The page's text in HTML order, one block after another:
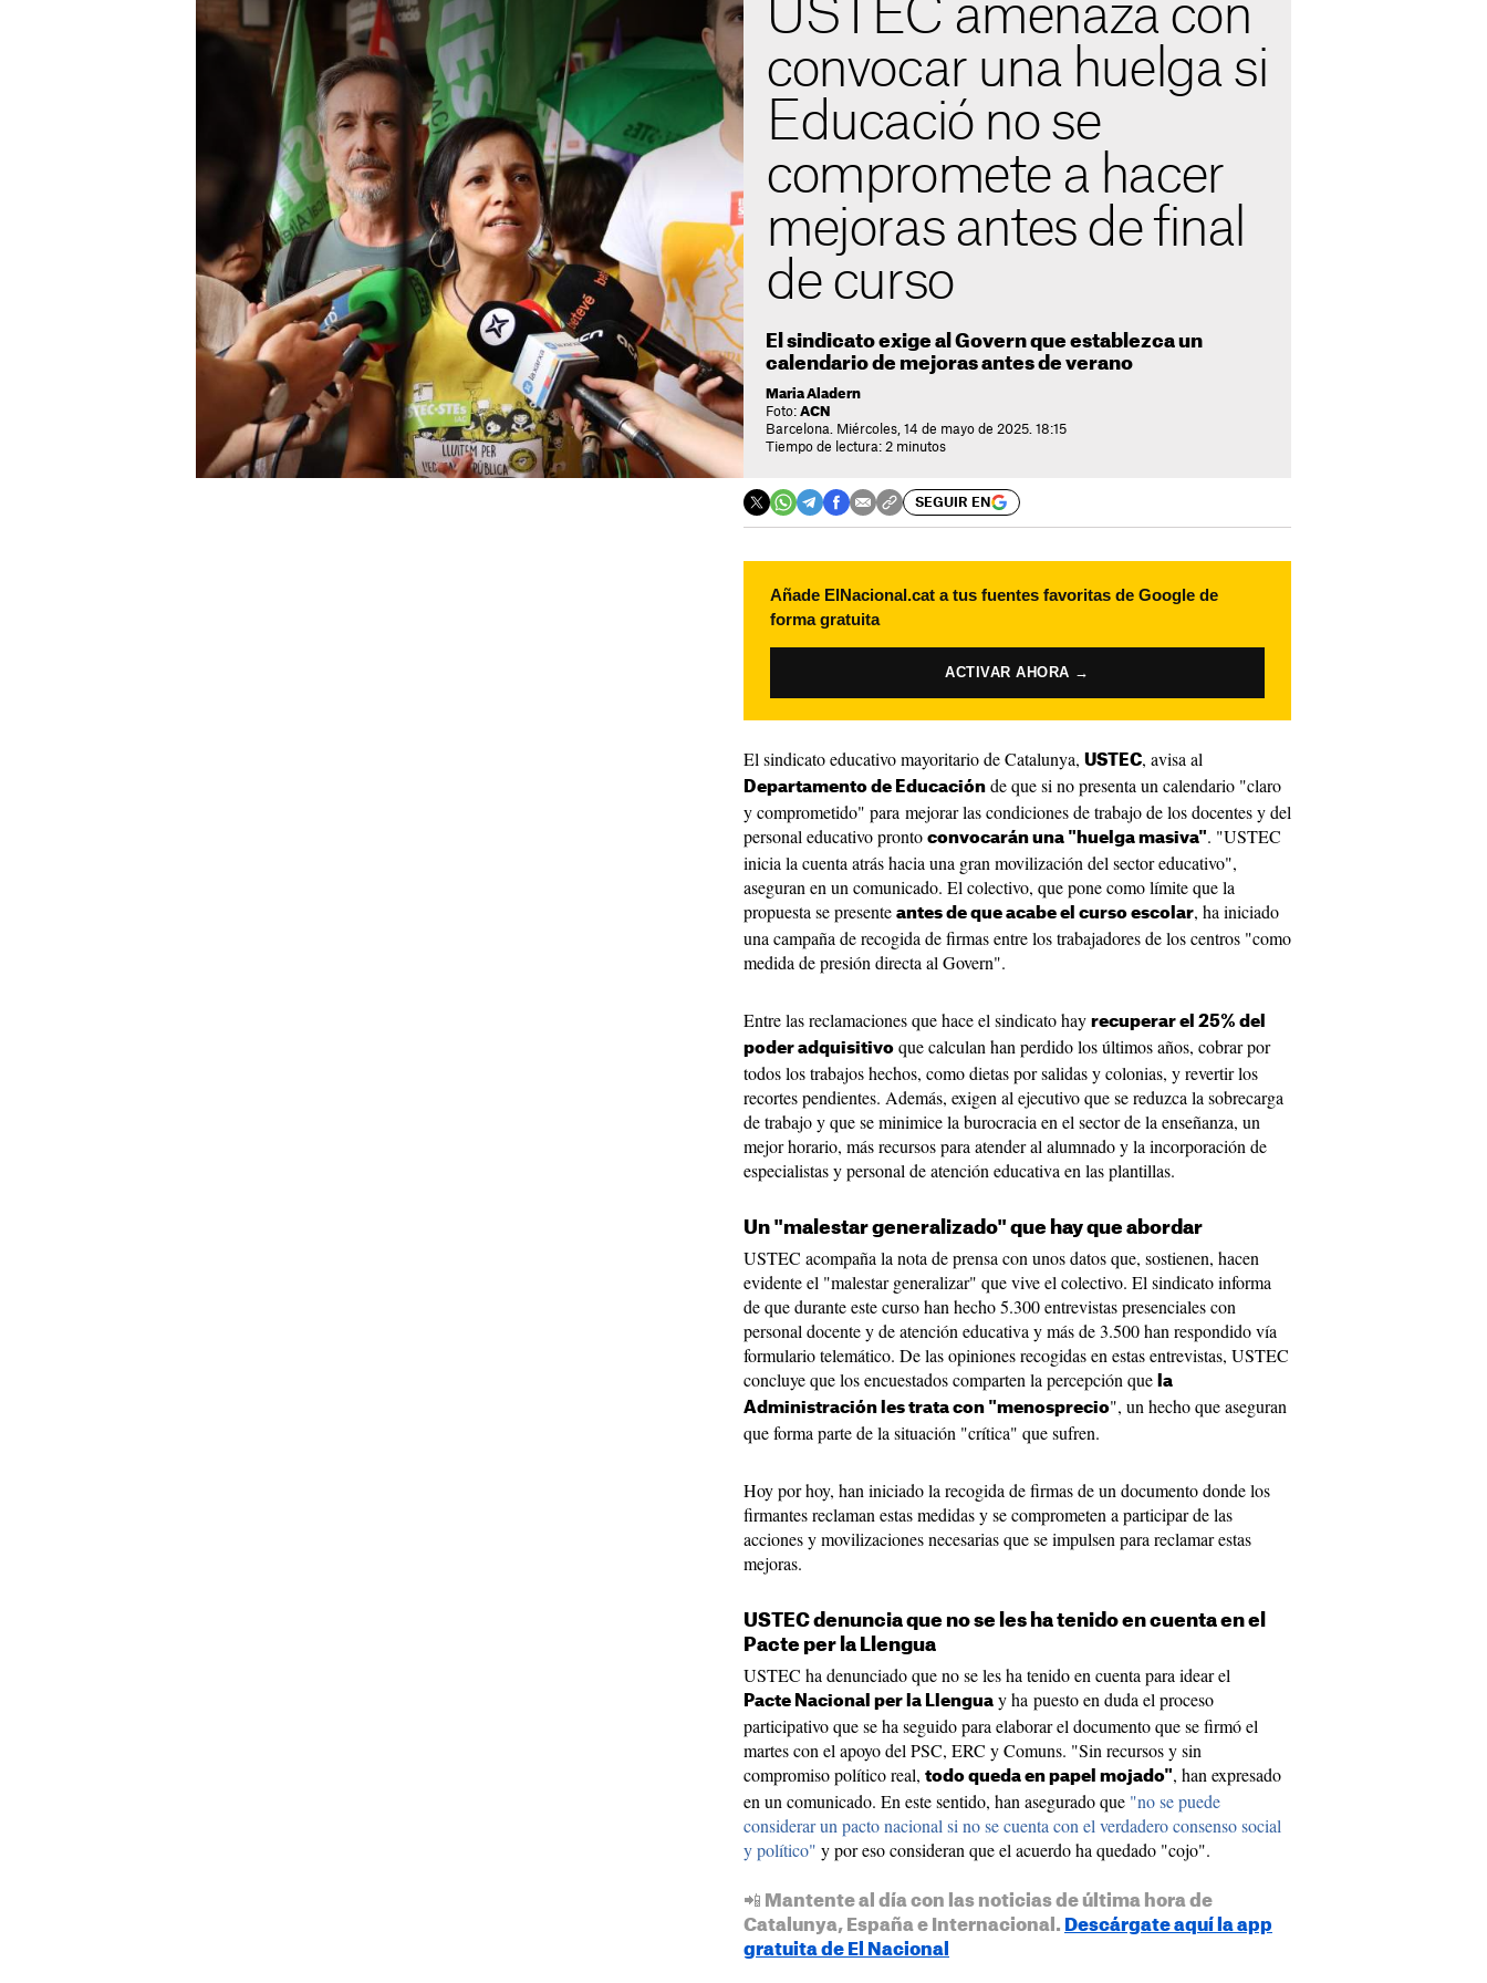
USTEC amenaza con
convocar una huelga si
Educació no se
compromete a hacer
mejoras antes de final
de curso
El sindicato exige al Govern que establezca un
calendario de mejoras antes de verano
Maria Aladern
Foto: ACN
Barcelona. Miércoles, 14 de mayo de 2025. 18:15
Tiempo de lectura: 2 minutos
SEGUIR EN
Añade ElNacional.cat a tus fuentes favoritas de Google de
forma gratuita
ACTIVAR AHORA →
El sindicato educativo mayoritario de Catalunya, USTEC, avisa al
Departamento de Educación de que si no presenta un calendario "claro
y comprometido" para mejorar las condiciones de trabajo de los docentes y del
personal educativo pronto convocarán una "huelga masiva". "USTEC
inicia la cuenta atrás hacia una gran movilización del sector educativo",
aseguran en un comunicado. El colectivo, que pone como límite que la
propuesta se presente antes de que acabe el curso escolar, ha iniciado
una campaña de recogida de firmas entre los trabajadores de los centros "como
medida de presión directa al Govern".
Entre las reclamaciones que hace el sindicato hay recuperar el 25% del
poder adquisitivo que calculan han perdido los últimos años, cobrar por
todos los trabajos hechos, como dietas por salidas y colonias, y revertir los
recortes pendientes. Además, exigen al ejecutivo que se reduzca la sobrecarga
de trabajo y que se minimice la burocracia en el sector de la enseñanza, un
mejor horario, más recursos para atender al alumnado y la incorporación de
especialistas y personal de atención educativa en las plantillas.
Un "malestar generalizado" que hay que abordar
USTEC acompaña la nota de prensa con unos datos que, sostienen, hacen
evidente el "malestar generalizar" que vive el colectivo. El sindicato informa
de que durante este curso han hecho 5.300 entrevistas presenciales con
personal docente y de atención educativa y más de 3.500 han respondido vía
formulario telemático. De las opiniones recogidas en estas entrevistas, USTEC
concluye que los encuestados comparten la percepción que la
Administración les trata con "menosprecio", un hecho que aseguran
que forma parte de la situación "crítica" que sufren.
Hoy por hoy, han iniciado la recogida de firmas de un documento donde los
firmantes reclaman estas medidas y se comprometen a participar de las
acciones y movilizaciones necesarias que se impulsen para reclamar estas
mejoras.
USTEC denuncia que no se les ha tenido en cuenta en el
Pacte per la Llengua
USTEC ha denunciado que no se les ha tenido en cuenta para idear el
Pacte Nacional per la Llengua y ha puesto en duda el proceso
participativo que se ha seguido para elaborar el documento que se firmó el
martes con el apoyo del PSC, ERC y Comuns. "Sin recursos y sin
compromiso político real, todo queda en papel mojado", han expresado
en un comunicado. En este sentido, han asegurado que "no se puede
considerar un pacto nacional si no se cuenta con el verdadero consenso social
y político" y por eso consideran que el acuerdo ha quedado "cojo".
📲 Mantente al día con las noticias de última hora de
Catalunya, España e Internacional. Descárgate aquí la app
gratuita de El Nacional